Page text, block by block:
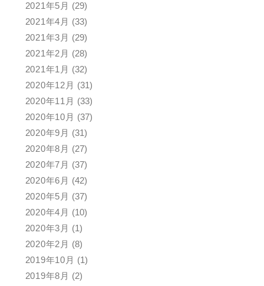
2021年5月 (29)
2021年4月 (33)
2021年3月 (29)
2021年2月 (28)
2021年1月 (32)
2020年12月 (31)
2020年11月 (33)
2020年10月 (37)
2020年9月 (31)
2020年8月 (27)
2020年7月 (37)
2020年6月 (42)
2020年5月 (37)
2020年4月 (10)
2020年3月 (1)
2020年2月 (8)
2019年10月 (1)
2019年8月 (2)